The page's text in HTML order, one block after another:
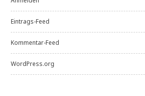
Eintrags-Feed
Kommentar-Feed
WordPress.org